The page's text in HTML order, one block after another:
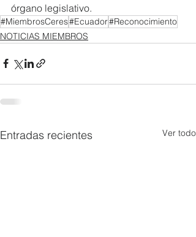
órgano legislativo.
#MiembrosCeres#Ecuador#Reconocimiento
NOTICIAS MIEMBROS
Entradas recientes Ver todo